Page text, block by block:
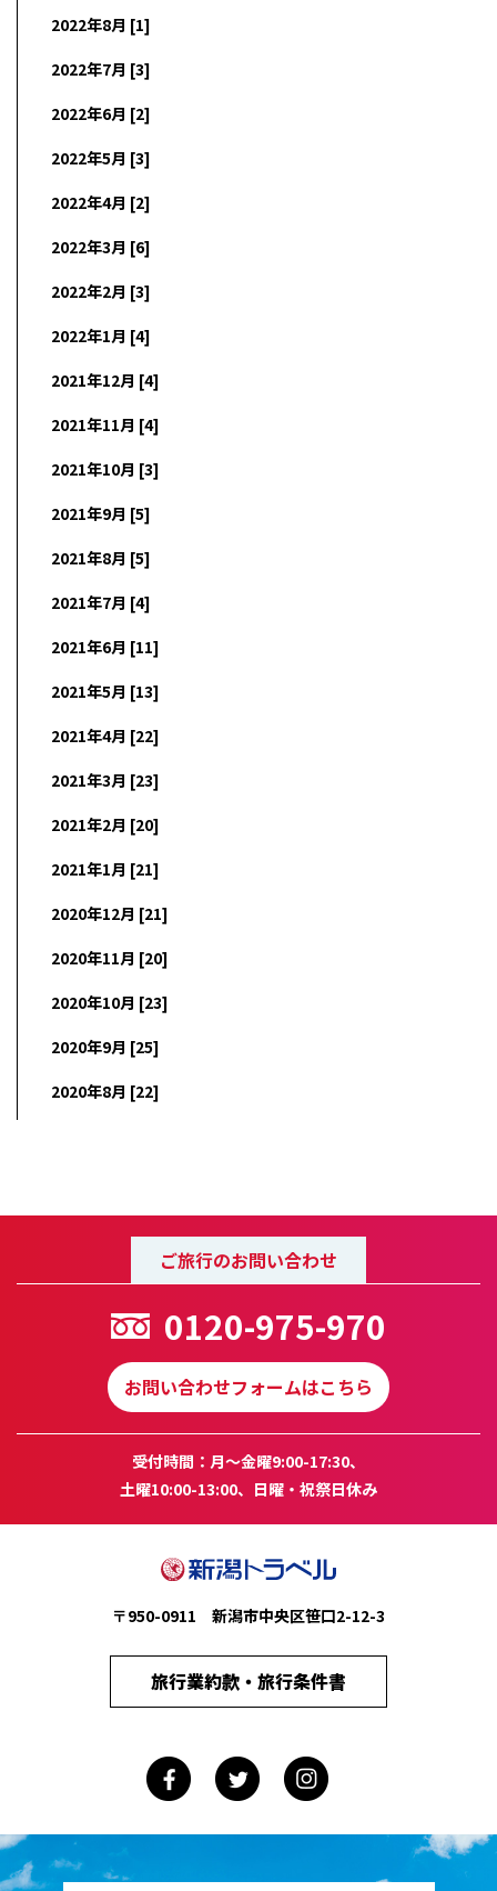
2022年8月 [1]
2022年7月 [3]
2022年6月 [2]
2022年5月 [3]
2022年4月 [2]
2022年3月 [6]
2022年2月 [3]
2022年1月 [4]
2021年12月 [4]
2021年11月 [4]
2021年10月 [3]
2021年9月 [5]
2021年8月 [5]
2021年7月 [4]
2021年6月 [11]
2021年5月 [13]
2021年4月 [22]
2021年3月 [23]
2021年2月 [20]
2021年1月 [21]
2020年12月 [21]
2020年11月 [20]
2020年10月 [23]
2020年9月 [25]
2020年8月 [22]
ご旅行のお問い合わせ
0120-975-970
お問い合わせフォームはこちら
受付時間：月～金曜9:00-17:30、
土曜10:00-13:00、日曜・祝祭日休み
〒950-0911 新潟市中央区笹口2-12-3
旅行業約款・旅行条件書